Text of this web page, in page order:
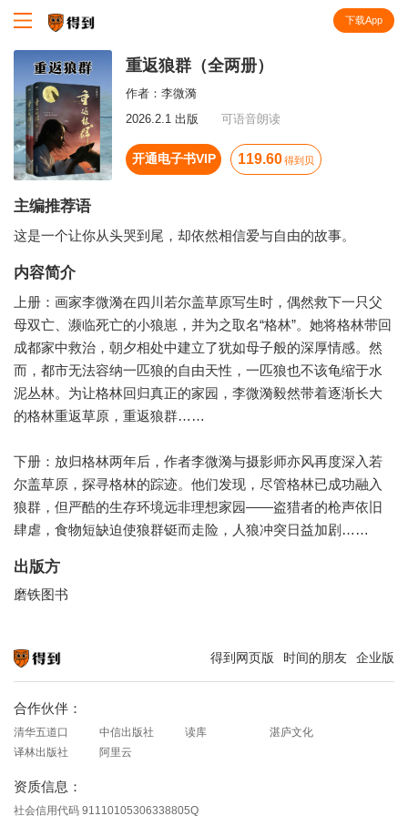
下载App
重返狼群（全两册）
作者： 李微漪
2026.2.1 出版
可语音朗读
开通电子书VIP 119.60 得到贝
主编推荐语
这是一个让你从头哭到尾，却依然相信爱与自由的故事。
内容简介
上册：画家李微漪在四川若尔盖草原写生时，偶然救下一只父
母双亡、濒临死亡的小狼崽，并为之取名“格林”。她将格林带回
成都家中救治，朝夕相处中建立了犹如母子般的深厚情感。然
而，都市无法容纳一匹狼的自由天性，一匹狼也不该龟缩于水
泥丛林。为让格林回归真正的家园，李微漪毅然带着逐渐长大
的格林重返草原，重返狼群……
下册：放归格林两年后，作者李微漪与摄影师亦风再度深入若
尔盖草原，探寻格林的踪迹。他们发现，尽管格林已成功融入
狼群，但严酷的生存环境远非理想家园——盗猎者的枪声依旧
肆虐，食物短缺迫使狼群铤而走险，人狼冲突日益加剧……
出版方
磨铁图书
得到网页版 时间的朋友 企业版
合作伙伴：
清华五道口 中信出版社 读库
湛庐文化
译林出版社
阿里云
资质信息：
社会信用代码 91110105306338805Q